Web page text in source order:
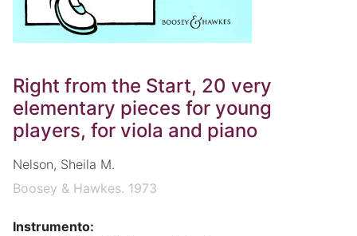
Right from the Start, 20 very
elementary pieces for young
players, for viola and piano
Nelson, Sheila M.
Boosey & Hawkes. 1973
Instrumento: